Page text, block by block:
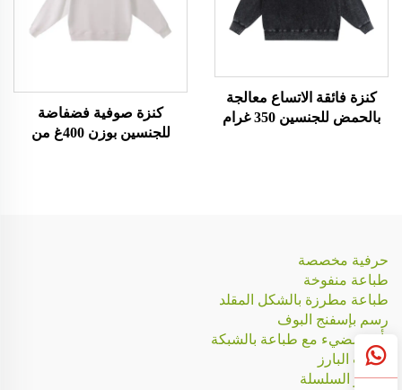
كنزة فائقة الاتساع معالجة
بالحمض للجنسين 350 غرام
كنزة صوفية فضفاضة
للجنسين بوزن 400غ من
حرفية مخصصة
طباعة منفوخة
طباعة مطرزة بالشكل المقلد
رسم بإسفنج البوف
تأثير مضيء مع طباعة بالشبكة
النحت البارز
تطريز السلسلة